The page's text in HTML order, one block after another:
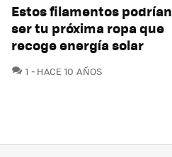
Estos filamentos podrían
ser tu próxima ropa que
recoge energía solar
1 COMENTARIOS
HACE 10 AÑOS